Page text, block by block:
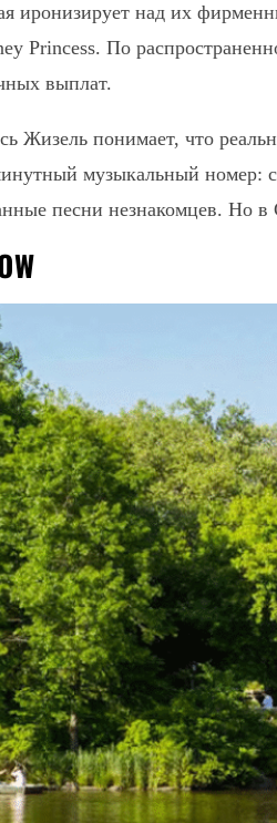
иронизирует над их
Princess. По
выплат.
Жизель понимает, что
музыкальный номер:
песни незнакомцев. Но в